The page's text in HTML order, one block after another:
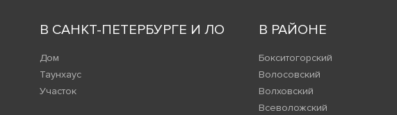
В САНКТ-ПЕТЕРБУРГЕ И ЛО
Дом
Таунхаус
Участок
В РАЙОНЕ
Бокситогорский
Волосовский
Волховский
Всеволожский